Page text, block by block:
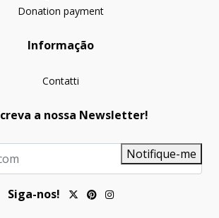
Donation payment
Informação
Contatti
a nossa Newsletter!
Notifique-me
Siga-nos!